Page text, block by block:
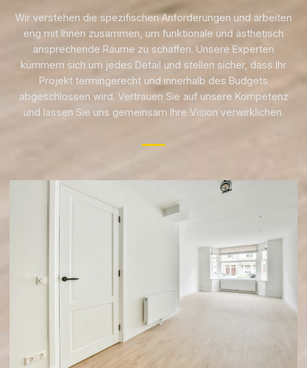
Wir verstehen die spezifischen Anforderungen und arbeiten
eng mit Ihnen zusammen, um funktionale und ästhetisch
ansprechende Räume zu schaffen. Unsere Experten
kümmern sich um jedes Detail und stellen sicher, dass Ihr
Projekt termingerecht und innerhalb des Budgets
abgeschlossen wird. Vertrauen Sie auf unsere Kompetenz
und lassen Sie uns gemeinsam Ihre Vision verwirklichen.